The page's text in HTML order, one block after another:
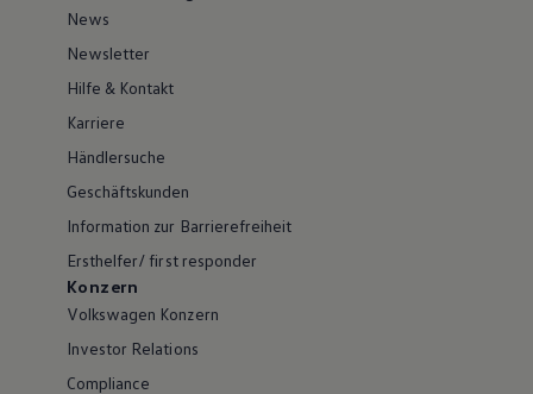
News
Newsletter
Hilfe & Kontakt
Karriere
Händlersuche
Geschäftskunden
Information zur Barrierefreiheit
Ersthelfer/ first responder
Konzern
Volkswagen Konzern
Investor Relations
Compliance